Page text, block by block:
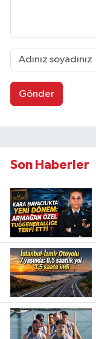
Gönder
Son Haberler